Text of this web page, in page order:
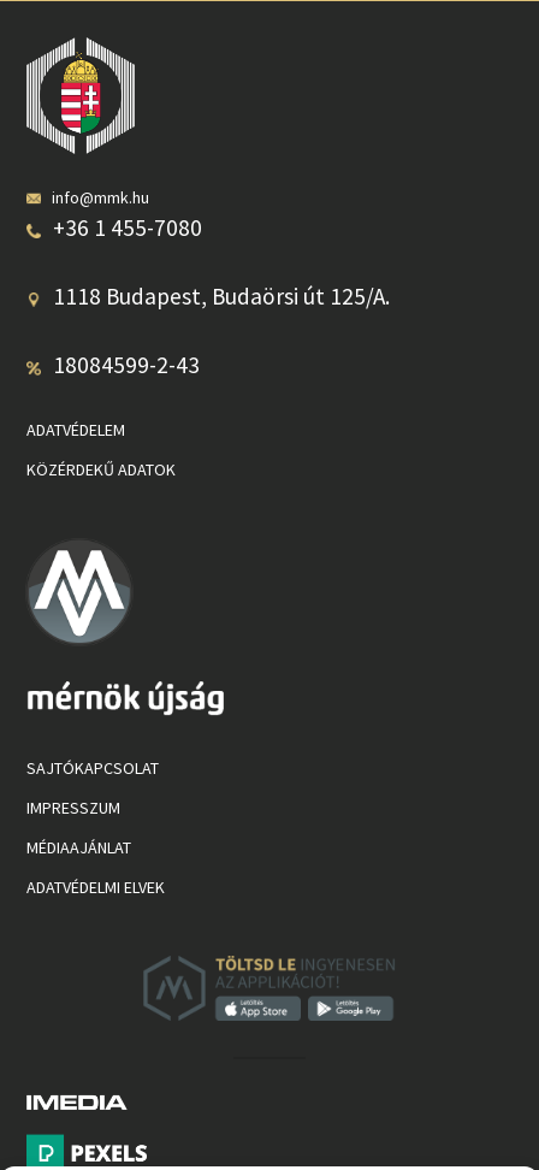
info@mmk.hu
+36 1 455-7080
1118 Budapest, Budaörsi út 125/A.
18084599-2-43
ADATVÉDELEM
KÖZÉRDEKŰ ADATOK
SAJTÓKAPCSOLAT
IMPRESSZUM
MÉDIAAJÁNLAT
ADATVÉDELMI ELVEK